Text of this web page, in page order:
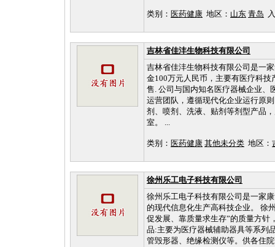
类别： 医药健康 地区： 山东 青岛
吉林省佳沣生物科技有限公司
吉林省佳沣生物科技有限公司是一
金100万元人民币，主要有医疗科
售. 公司与国内知名医疗器械企业、
运营团队，遵循现代化企业运行原
剂、喷剂、洗液、贴剂等剂型产品
室。 ...
类别： 医药健康 其他未分类 地区：
徐州乐工电子科技有限公司
徐州乐工电子科技有限公司是一家
的现代信息化生产高科技企业。 徐
促发展、靠质量求生存”的质量方针
品:主要为医疗器械辅助器具等系列
管毁形器、绝缘检测仪等。供各住